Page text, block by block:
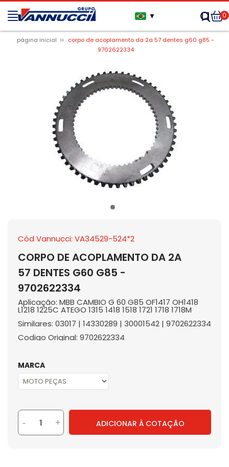
▼ 0
página inicial
corpo de acoplamento da 2a 57 dentes g60 g85 -
9702622334
Cód Vannucci: VA34529-524*2
CORPO DE ACOPLAMENTO DA 2A
57 DENTES G60 G85 -
9702622334
Aplicação: MBB CAMBIO G 60 G85 OF1417 OH1418
L1218 1225C ATEGO 1315 1418 1518 1721 1718 1718M
Similares: 03017 | 14330289 | 30001542 | 9702622334
Codigo Original: 9702622334
MARCA
- + ADICIONAR À COTAÇÃO